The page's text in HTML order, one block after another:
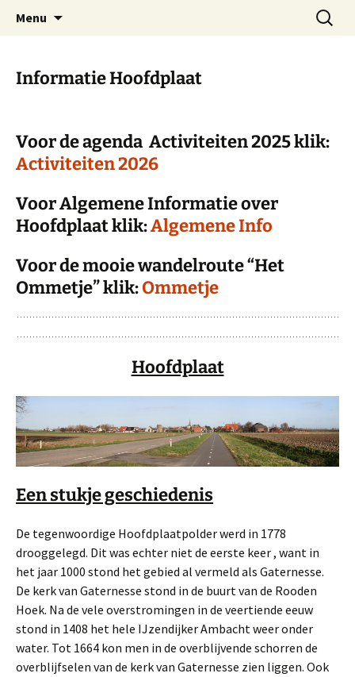
Hoofdplaat.com
Dorp achter de dijk
Menu
Zoeken
naar:
Informatie Hoofdplaat
Voor de agenda Activiteiten 2025 klik:
Activiteiten 2026
Voor Algemene Informatie over
Hoofdplaat klik:Algemene Info
Voor de mooie wandelroute “Het
Ommetje” klik:Ommetje
Hoofdplaat
Een stukje geschiedenis
De tegenwoordige Hoofdplaatpolder werd in 1778
drooggelegd. Dit was echter niet de eerste keer , want in
het jaar 1000 stond het gebied al vermeld als Gaternesse.
De kerk van Gaternesse stond in de buurt van de Rooden
Hoek. Na de vele overstromingen in de veertiende eeuw
stond in 1408 het hele IJzendijker Ambacht weer onder
water. Tot 1664 kon men in de overblijvende schorren de
overblijfselen van de kerk van Gaternesse zien liggen. Ook